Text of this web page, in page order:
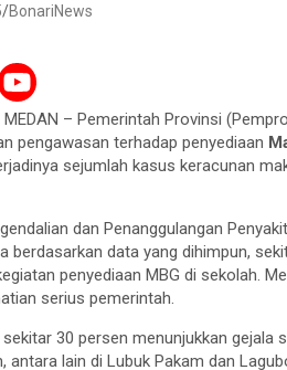
BonariNews
MEDAN – Pemerintah Provinsi
pengawasan terhadap penyediaan
sejumlah kasus keracunan
dan Penanggulangan Penyakit
berdasarkan data yang dihimpun,
penyediaan MBG di sekolah.
serius pemerintah.
30 persen menunjukkan
antara lain di Lubuk Pakam dan